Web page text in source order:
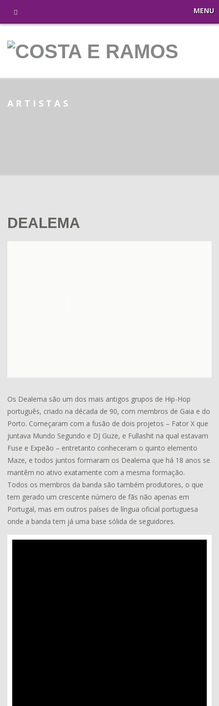
MENU
ARTISTAS
DEALEMA
Os Dealema são um dos mais antigos grupos de Hip-Hop
português, criado na década de 90, com membros de Gaia e do
Porto. Começaram com a fusão de dois projetos – Fator X que
juntava Mundo Segundo e DJ Guze, e Fullashit na qual estavam
Fuse e Expeão – entretanto conheceram o quinto elemento
Maze, e todos juntos formaram os Dealema que há 18 anos se
mantêm no ativo exatamente com a mesma formação.
Todos os membros da banda são também produtores, o que
tem gerado um crescente número de fãs não apenas em
Portugal, mas em outros países de língua oficial portuguesa
onde a banda tem já uma base sólida de seguidores.